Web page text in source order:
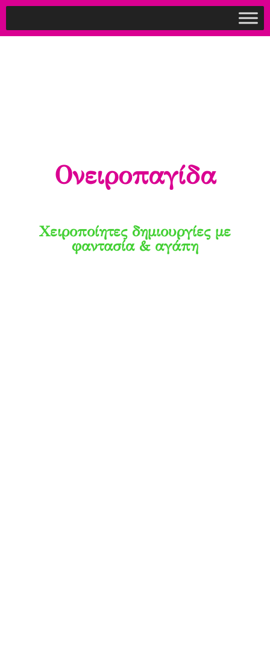
Ονειροπαγίδα
Χειροποίητες δημιουργίες με
φαντασία & αγάπη